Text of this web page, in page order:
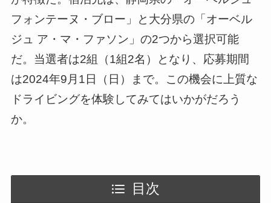
フォンテーヌ・ブロー」と大分県の「オーベル
ジュ ア・マ・ファソン」の2つから選択可能
だ。当選者は2組（1組2名）となり、応募期間
は2024年9月1日（日）まで。この機会に上質な
ドライビングを体験してみてはいかがだろう
か。
目次